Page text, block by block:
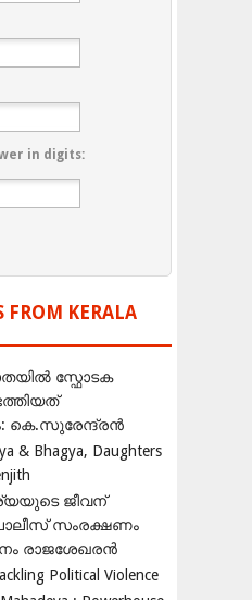
in digits:
FROM KERALA
സ്ഫോടക
കെ.സുരേന്ദ്രൻ
& Bhagya, Daughters
ജീവന്
സംരക്ഷണം
രാജശേഖരൻ
Political Violence